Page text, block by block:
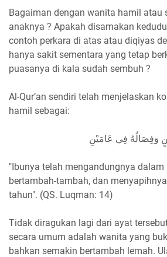
Bagaiman dengan wanita hamil atau
anaknya ? Apakah disamakan
contoh perkara di atas atau diqiyas
hanya sakit sementara yang tetap
puasanya di kala sudah sembuh ?
Al-Qur’an sendiri telah menjelaskan
hamil sebagai:
وَفِصَالُهُ فِي عَامَيْنِ
"Ibunya telah mengandungnya
bertambah-tambah, dan
tahun". (QS. Luqman: 14)
Tidak diragukan lagi dari ayat
secara umum adalah wanita yang
bahkan semakin bertambah lemah.